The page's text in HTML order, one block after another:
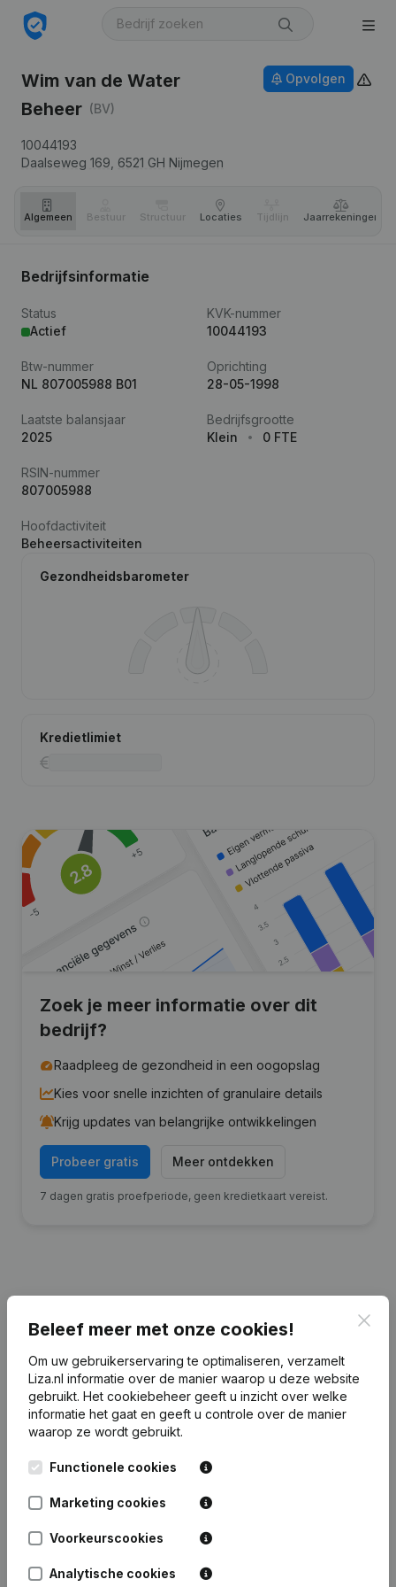
Wim van de Water
Beheer (BV)
10044193
Daalseweg 169, 6521 GH Nijmegen
Opvolgen
Algemeen Bestuur Structuur Locaties Tijdlijn Jaar­rekeningen
Bedrijfsinformatie
Status
Actief
KVK-nummer
10044193
Btw-nummer
NL 807005988 B01
Oprichting
28-05-1998
Laatste balansjaar
2025
Bedrijfsgrootte
Klein
0 FTE
RSIN-nummer
807005988
Hoofdactiviteit
Beheersactiviteiten
Gezondheidsbarometer
Kredietlimiet
Zoek je meer informatie over dit
bedrijf?
Raadpleeg de gezondheid in een oogopslag
Kies voor snelle inzichten of granulaire details
Krijg updates van belangrijke ontwikkelingen
Probeer gratis Meer ontdekken
7 dagen gratis proefperiode, geen kredietkaart vereist.
Water Beheer
2025 2024 2023 2022
vermogen
€870.498
Beleef meer met onze cookies!
Om uw gebruikerservaring te optimaliseren, verzamelt
Liza.nl informatie over de manier waarop u deze website
gebruikt. Het cookiebeheer geeft u inzicht over welke
informatie het gaat en geeft u controle over de manier
waarop ze wordt gebruikt.
Functionele cookies
Marketing cookies
Voorkeurscookies
Analytische cookies